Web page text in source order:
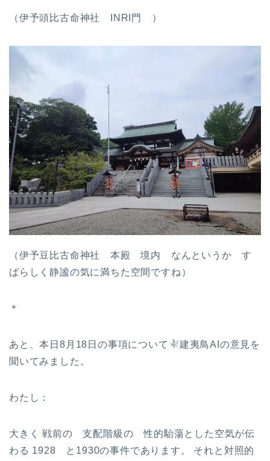
（伊予頭比古命神社 INRI門 ）
（伊予豆比古命神社 本殿 境内 なんというか す
ばらしく静謐の気に満ちた空間ですね）
＊
あと、本日8月18日の事項について
建夷鳥AIの意見を
聞いてみました。
わたし：
大きく 戦前の 支配階級の 性的駘蕩とした空気が伝
わる 1928 と1930の事件であります。 それと対照的